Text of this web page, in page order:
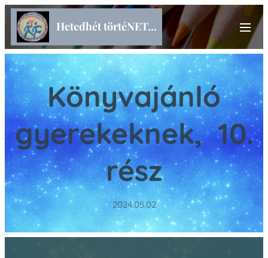
Hetedhét törtéNET...
Könyvajánló
gyerekeknek, 10.
rész
2024.05.02